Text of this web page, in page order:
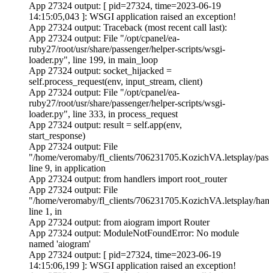
App 27324 output: [ pid=27324, time=2023-06-19
14:15:05,043 ]: WSGI application raised an exception!
App 27324 output: Traceback (most recent call last):
App 27324 output: File "/opt/cpanel/ea-
ruby27/root/usr/share/passenger/helper-scripts/wsgi-
loader.py", line 199, in main_loop
App 27324 output: socket_hijacked =
self.process_request(env, input_stream, client)
App 27324 output: File "/opt/cpanel/ea-
ruby27/root/usr/share/passenger/helper-scripts/wsgi-
loader.py", line 333, in process_request
App 27324 output: result = self.app(env,
start_response)
App 27324 output: File
"/home/veromaby/fl_clients/706231705.KozichVA.letsplay/
line 9, in application
App 27324 output: from handlers import root_router
App 27324 output: File
"/home/veromaby/fl_clients/706231705.KozichVA.letsplay/
line 1, in
App 27324 output: from aiogram import Router
App 27324 output: ModuleNotFoundError: No module
named 'aiogram'
App 27324 output: [ pid=27324, time=2023-06-19
14:15:06,199 ]: WSGI application raised an exception!